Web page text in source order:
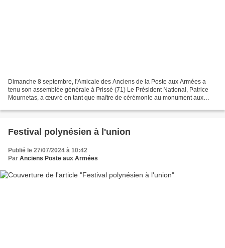
Dimanche 8 septembre, l'Amicale des Anciens de la Poste aux Armées a
tenu son assemblée générale à Prissé (71) Le Président National, Patrice
Mournetas, a œuvré en tant que maître de cérémonie au monument aux
Festival polynésien à l'union
Publié le 27/07/2024 à 10:42
Par Anciens Poste aux Armées